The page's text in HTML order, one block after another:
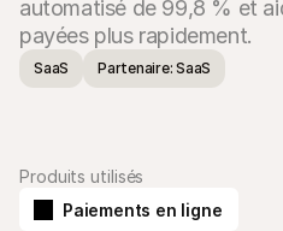
Portail développeurs
Découvrez les ressources de
jour
automatisé de 99,8 % et
payées plus rapidement.
SaaS Partenaire: SaaS
Produits utilisés
Paiements en ligne